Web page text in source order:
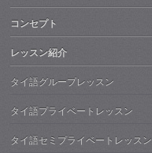
コンセプト
レッスン紹介
タイ語グループレッスン
タイ語プライベートレッスン
タイ語セミプライベートレッスン